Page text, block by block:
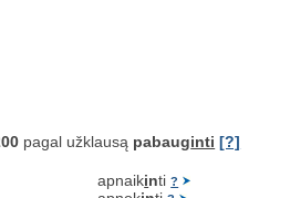
pagal užklausą pabauginti [?]
apnaikinti?